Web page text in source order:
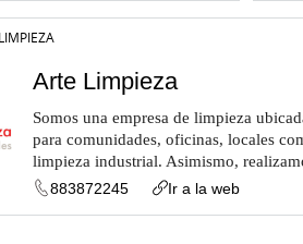
Arte Limpieza
Somos una empresa de limpieza
para comunidades, oficinas, locales
limpieza industrial. Asimismo,
883872245
Ir a la web